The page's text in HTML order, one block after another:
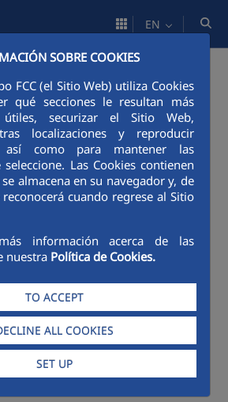
SOBRE COOKIES
FCC (el Sitio Web) utiliza Cookies
qué secciones le resultan más
útiles, securizar el Sitio Web,
localizaciones y reproducir
así como para mantener las
Las Cookies contienen
almacena en su navegador y, de
cuando regrese al Sitio
información acerca de las
nuestra Política de Cookies.
TO ACCEPT
ALL COOKIES
SET UP
EN